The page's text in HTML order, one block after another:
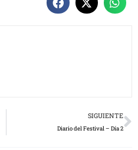
SIGUIENTE
Diario del Festival – Día 2